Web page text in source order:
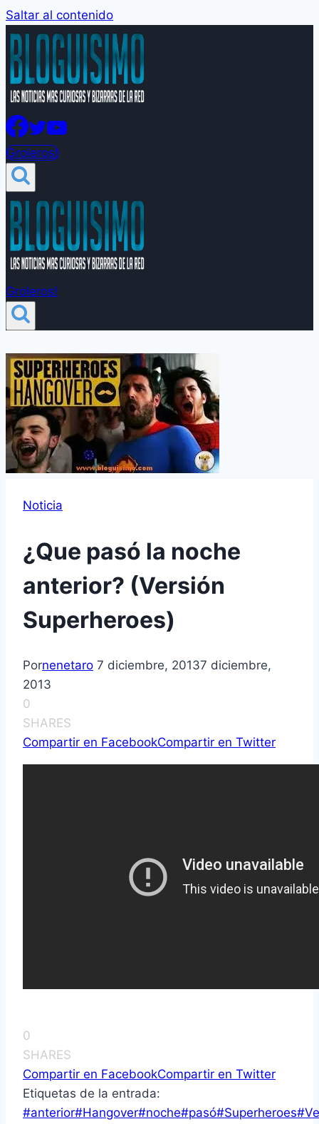
Saltar al contenido
Groleros!
Groleros!
Noticia
¿Que pasó la noche
anterior? (Versión
Superheroes)
Pornenetaro 7 diciembre, 20137 diciembre,
2013
0
SHARES
Compartir en FacebookCompartir en Twitter
0
SHARES
Compartir en FacebookCompartir en Twitter
Etiquetas de la entrada:
#anterior#Hangover#noche#pasó#Superheroes#